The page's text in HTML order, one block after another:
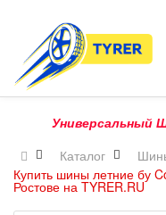
Универсальный
Каталог
Купить шины летние бу
Ростове на TYRER.RU